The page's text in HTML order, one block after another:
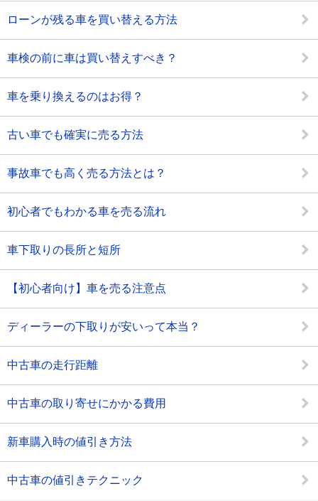
ローンが残る車を買い替える方法
車検の前に車は買い替えすべき？
車を乗り換えるのはお得？
古い車でも確実に売る方法
事故車でも高く売る方法とは？
初心者でもわかる車を売る流れ
車下取りの長所と短所
【初心者向け】車を売る注意点
ディーラーの下取りが安いって本当？
中古車の走行距離
中古車の取り寄せにかかる費用
新車購入時の値引き方法
中古車の値引きテクニック